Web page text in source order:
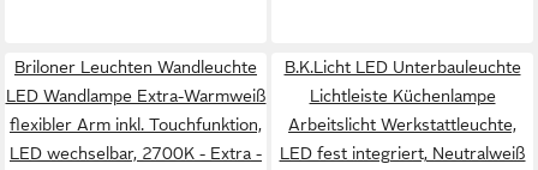
Briloner Leuchten Wandleuchte
LED Wandlampe Extra-Warmweiß
flexibler Arm inkl. Touchfunktion,
LED wechselbar, 2700K - Extra -
B.K.Licht LED Unterbauleuchte
Lichtleiste Küchenlampe
Arbeitslicht Werkstattleuchte,
LED fest integriert, Neutralweiß